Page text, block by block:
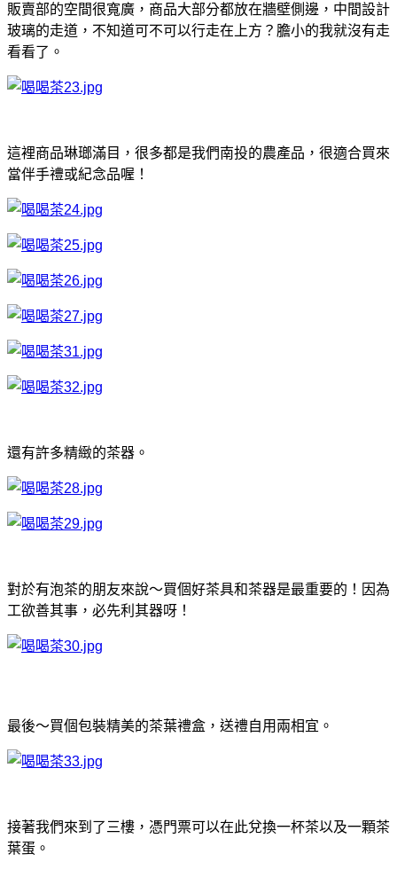
販賣部的空間很寬廣，商品大部分都放在牆壁側邊，中間設計
玻璃的走道，不知道可不可以行走在上方？膽小的我就沒有走
看看了。
這裡商品琳瑯滿目，很多都是我們南投的農產品，很適合買來
當伴手禮或紀念品喔！
還有許多精緻的茶器。
對於有泡茶的朋友來說～買個好茶具和茶器是最重要的！因為
工欲善其事，必先利其器呀！
最後～買個包裝精美的茶葉禮盒，送禮自用兩相宜。
接著我們來到了三樓，憑門票可以在此兌換一杯茶以及一顆茶
葉蛋。